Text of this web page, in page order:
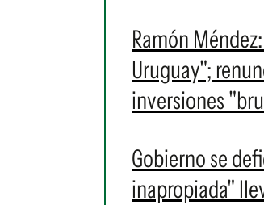
Ramón
Uruguay";
inversiones
Gobierno se
inapropiada"